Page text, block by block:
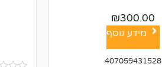
₪300.00
מידע נוסף
407059431528